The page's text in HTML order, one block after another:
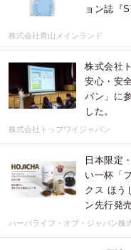
ョン誌『
株式会社青山メインランド
株式会社
安心・安
バン」に
した。
株式会社トップワイジャパン
日本限定
い一杯「
クス ほう
ン先行発売
ハーバライフ・オブ・ジャパン株